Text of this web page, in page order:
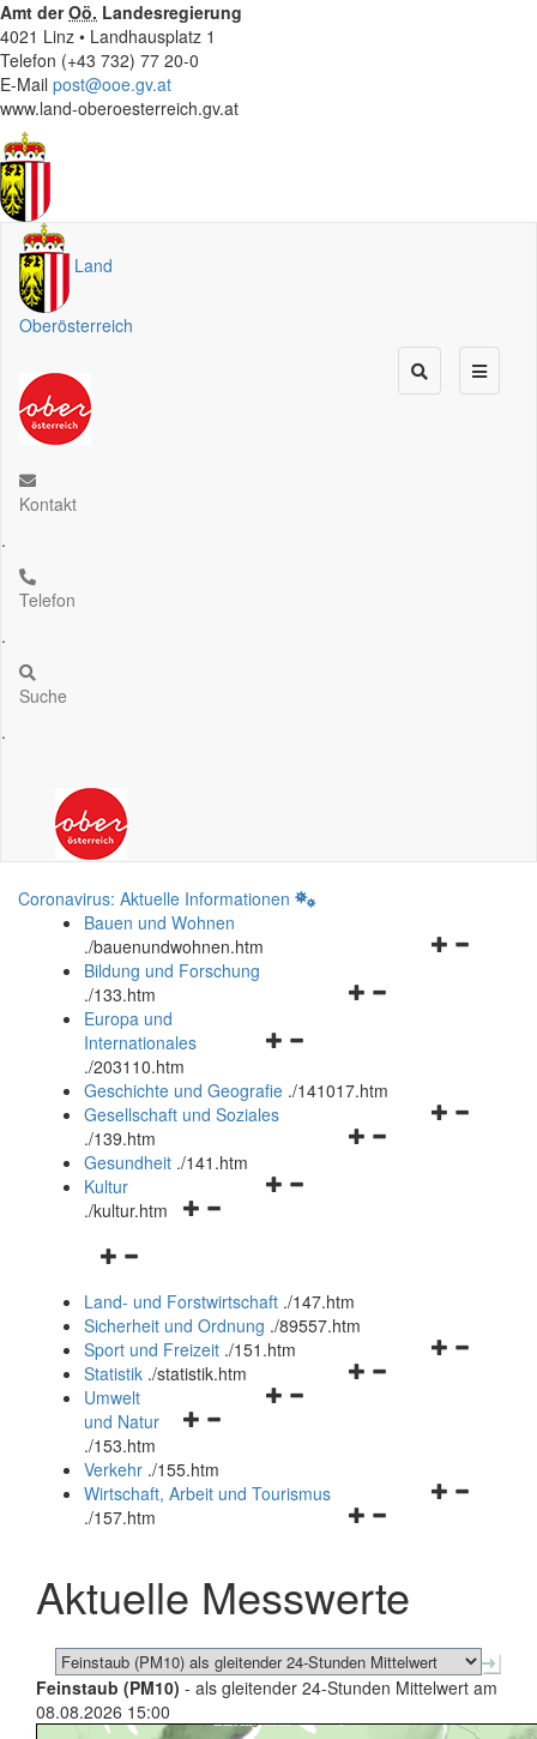
Amt derOö. Landesregierung
4021 Linz • Landhausplatz 1
Telefon (+43 732) 77 20-0
E-Mail post@ooe.gv.at
www.land-oberoesterreich.gv.at
Land
Oberösterreich
Kontakt
.
Telefon
.
Suche
.
Coronavirus: Aktuelle Informationen
Bauen und Wohnen
./bauenundwohnen.htm
Navigationsmenü
Bildung und Forschung
./133.htm
Navigationsmenü
und
schließen
Europa und
Internationales
./203110.htm
Geschichte und Geografie ./141017.htm
Navigationsmenü
Gesellschaft und Soziales
./139.htm
Navigationsmenü
Gesundheit ./141.htm
Navigationsmenü
Kultur
./kultur.htm
Navigationsmenü
und
schließen
Land- und Forstwirtschaft ./147.htm
Sicherheit und Ordnung ./89557.htm
Navigationsmenü
Sport und Freizeit ./151.htm
Navigationsmenü
Statistik ./statistik.htm
Navigationsmenü
und
schließen
Umwelt
und Natur
./153.htm
Verkehr ./155.htm
Navigationsmenü
schließen
Wirtschaft, Arbeit und Tourismus
./157.htm
Aktuelle Messwerte
Feinstaub (PM10) - als gleitender 24-Stunden Mittelwert am
08.08.2026 15:00